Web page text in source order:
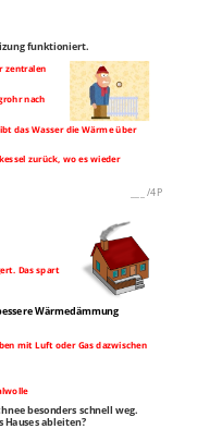
funktioniert.
zentralen
nach
das Wasser die Wärme über
zurück, wo es wieder
/4P
Das spart
Wärmedämmung
mit Luft oder Gas dazwischen
besonders schnell weg.
Hauses ableiten?